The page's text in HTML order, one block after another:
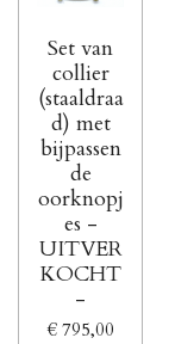
Set van
collier
(staaldraa
d) met
bijpassen
de
oorknopj
es -
UITVER
KOCHT
-
€ 795,00